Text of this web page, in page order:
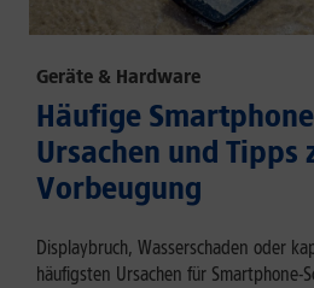
Geräte & Hardware
Häufige
Ursachen und Tipps
Vorbeugung
Displaybruch, Wasserschaden oder
häufigsten Ursachen für Smartphone-